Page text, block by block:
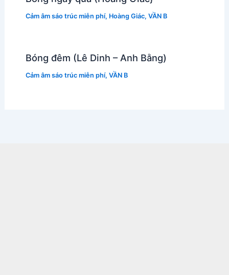
Cảm âm sáo trúc miễn phí, Hoàng Giác, VẦN B
Bóng đêm (Lê Dinh – Anh Bằng)
Cảm âm sáo trúc miễn phí, VẦN B